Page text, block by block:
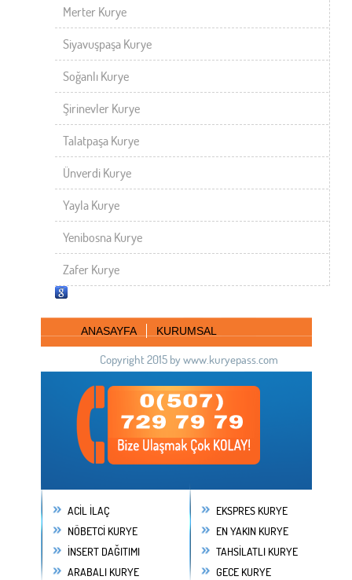
Merter Kurye
Siyavuşpaşa Kurye
Soğanlı Kurye
Şirinevler Kurye
Talatpaşa Kurye
Ünverdi Kurye
Yayla Kurye
Yenibosna Kurye
Zafer Kurye
ANASAYFA KURUMSAL
Copyright 2015 by www.kuryepass.com
ACİL İLAÇ
NÖBETCİ KURYE
İNSERT DAĞITIMI
ARABALI KURYE
EKSPRES KURYE
EN YAKIN KURYE
TAHSİLATLI KURYE
GECE KURYE